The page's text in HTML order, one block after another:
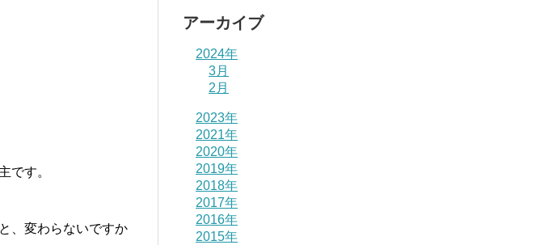
です。
、変わらないですか
アーカイブ
2024年
3月
2月
2023年
2021年
2020年
2019年
2018年
2017年
2016年
2015年